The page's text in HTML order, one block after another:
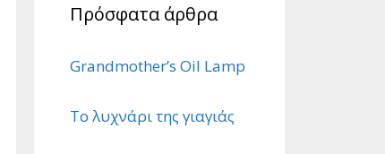
Πρόσφατα άρθρα
Grandmother’s Oil Lamp
Το λυχνάρι της γιαγιάς